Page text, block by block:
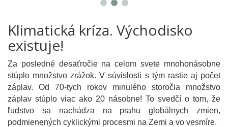
Klimatická kríza. Východisko
existuje!
Za posledné desaťročie na celom svete mnohonásobne
stúplo množstvo zrážok. V súvislosti s tým rastie aj počet
záplav. Od 70-tych rokov minulého storočia množstvo
záplav stúplo viac ako 20 násobne! To svedčí o tom, že
ľudstvo sa nachádza na prahu globálnych zmien,
podmienených cyklickými procesmi na Zemi a vo vesmíre.